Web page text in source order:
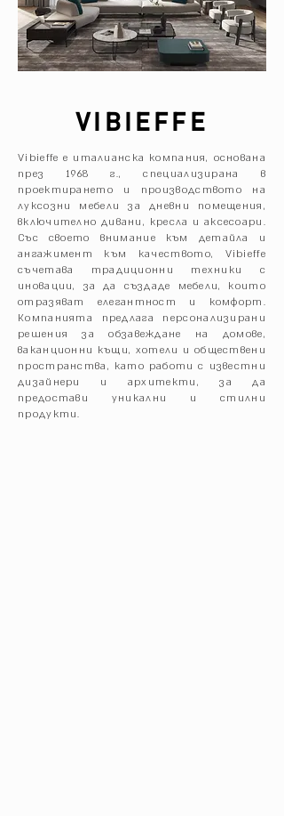
VIBIEFFE
Vibieffe е италианска компания, основана
през 1968 г., специализирана в
проектирането и производството на
луксозни мебели за дневни помещения,
включително дивани, кресла и аксесоари.
Със своето внимание към детайла и
ангажимент към качеството, Vibieffe
съчетава традиционни техники с
иновации, за да създаде мебели, които
отразяват елегантност и комфорт.
Компанията предлага персонализирани
решения за обзавеждане на домове,
ваканционни къщи, хотели и обществени
пространства, като работи с известни
дизайнери и архитекти, за да
предостави уникални и стилни
продукти.